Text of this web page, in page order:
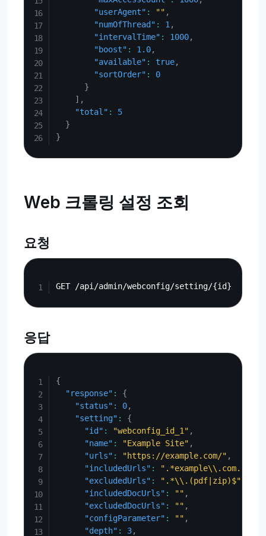
"userAgent" : "" ,
"numOfThread" : 1 ,
"intervalTime" : 1000,
"boost" : 1.0,
"available" : true,
"sortOrder" :
0
}
] ,
"total" :
5
}
}
Web 크롤링 설정 조회
요청
응답
{
"response" :
{
"status" : 0,
"setting" :
{
"id" : "webconfig_id_1" ,
"name" : "Example Site" ,
"urls" : "https://example.com/" ,
"includedUrls" : ".*example\\.com.*"
"excludedUrls" : ".*\\.(pdf|zip)$"
"includedDocUrls" : "" ,
"excludedDocUrls" : "" ,
"configParameter" : "" ,
"depth" : 3,